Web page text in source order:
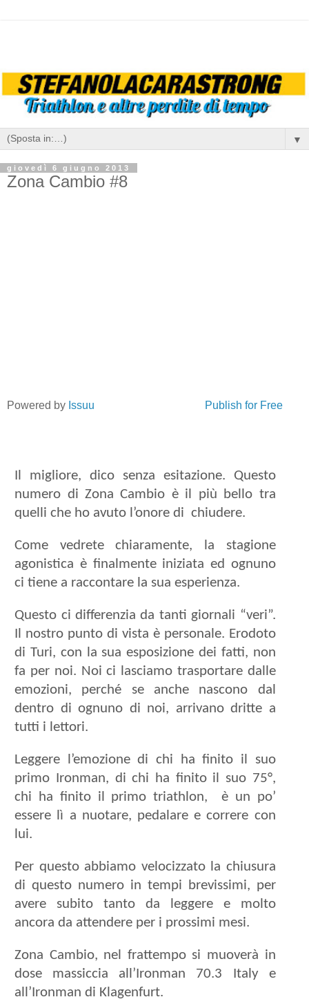
▼
giovedì 6 giugno 2013
Zona Cambio #8
Powered by Issuu Publish for Free
Il migliore, dico senza esitazione. Questo
numero di Zona Cambio è il più bello tra
quelli che ho avuto l’onore di chiudere.
Come vedrete chiaramente, la stagione
agonistica è finalmente iniziata ed ognuno
ci tiene a raccontare la sua esperienza.
Questo ci differenzia da tanti giornali “veri”.
Il nostro punto di vista è personale. Erodoto
di Turi, con la sua esposizione dei fatti, non
fa per noi. Noi ci lasciamo trasportare dalle
emozioni, perché se anche nascono dal
dentro di ognuno di noi, arrivano dritte a
tutti i lettori.
Leggere l’emozione di chi ha finito il suo
primo Ironman, di chi ha finito il suo 75°,
chi ha finito il primo triathlon,
è un po’
essere lì a nuotare, pedalare e correre con
lui.
Per questo abbiamo velocizzato la chiusura
di questo numero in tempi brevissimi, per
avere subito tanto da leggere e molto
ancora da attendere per i prossimi mesi.
Zona Cambio, nel frattempo si muoverà in
dose massiccia all’Ironman 70.3 Italy e
all’Ironman di Klagenfurt.